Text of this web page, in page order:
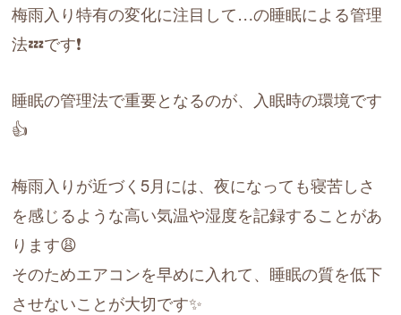
梅雨入り特有の変化に注目して…の睡眠による管理
法💤です❗️
睡眠の管理法で重要となるのが、入眠時の環境です
👍
梅雨入りが近づく5月には、夜になっても寝苦しさ
を感じるような高い気温や湿度を記録することがあ
ります😩
そのためエアコンを早めに入れて、睡眠の質を低下
させないことが大切です✨